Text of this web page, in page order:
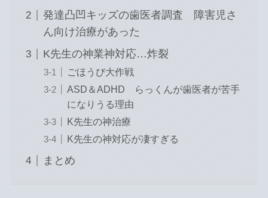
発達凸凹キッズの歯医者調査 障害児さ
ん向け治療があった
K先生の神業神対応…炸裂
ごほうび大作戦
ASD＆ADHD らっくんが歯医者が苦手
になりうる理由
K先生の神治療
K先生の神対応が凄すぎる
まとめ